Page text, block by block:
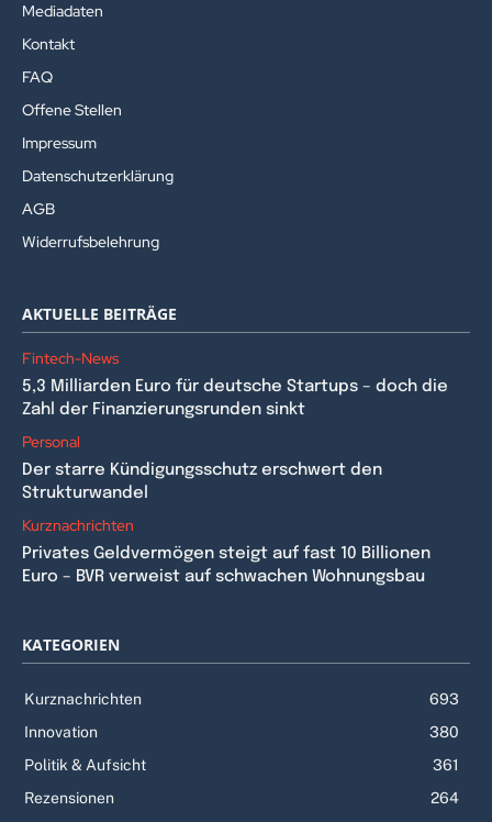
Mediadaten
Kontakt
FAQ
Offene Stellen
Impressum
Datenschutzerklärung
AGB
Widerrufsbelehrung
AKTUELLE BEITRÄGE
Fintech-News
5,3 Milliarden Euro für deutsche Startups – doch die
Zahl der Finanzierungsrunden sinkt
Personal
Der starre Kündigungsschutz erschwert den
Strukturwandel
Kurznachrichten
Privates Geldvermögen steigt auf fast 10 Billionen
Euro – BVR verweist auf schwachen Wohnungsbau
KATEGORIEN
Kurznachrichten
693
Innovation
380
Politik & Aufsicht
361
Rezensionen
264